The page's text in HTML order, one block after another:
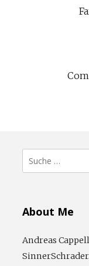
Suche
nach:
About Me
Andreas